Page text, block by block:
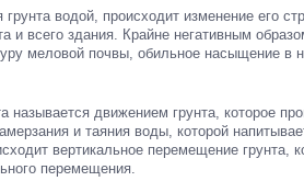
водой, происходит изменение его
и всего здания. Крайне негативным
меловой почвы, обильное насыщение в
называется движением грунта, которое
и таяния воды, которой
вертикальное перемещение грунта,
перемещения.